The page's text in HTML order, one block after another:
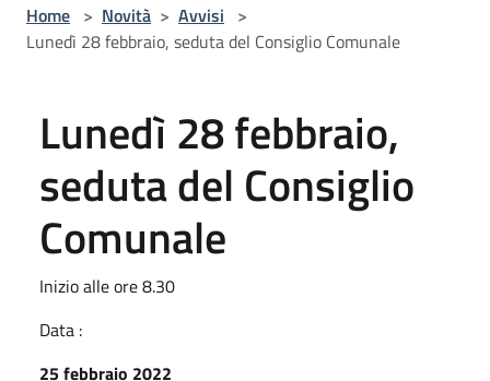
Home > Novità > Avvisi >
Lunedì 28 febbraio, seduta del Consiglio Comunale
Lunedì 28 febbraio,
seduta del Consiglio
Comunale
Inizio alle ore 8.30
Data :
25 febbraio 2022